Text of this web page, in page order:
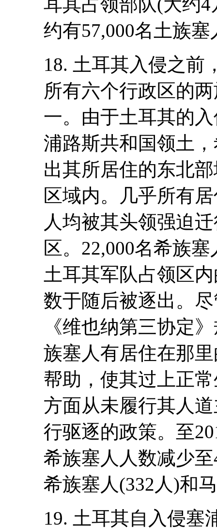
约有57,000名土族
18. 土耳其入侵之前
所有六个行政区的
一。由于土耳其的
浦路斯共和国领土
出其所居住的东北
区域内。几乎所有
人均被其头领强迫
区。22,000名希族
土耳其军队占领区
数于随后被逐出。
《维也纳第三协定
族塞人有居住在那
帮助，使其过上正
方面从未履行其人
行驱逐的政策。至
希族塞人人数减少
希族塞人(332人)和
19. 土耳其自入侵塞